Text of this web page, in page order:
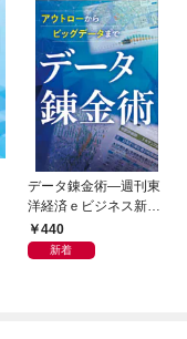
データ錬金術―週刊東
洋経済ｅビジネス新書
Ｎo.493
440
新着